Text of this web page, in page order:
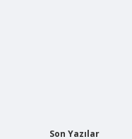
Son Yazılar